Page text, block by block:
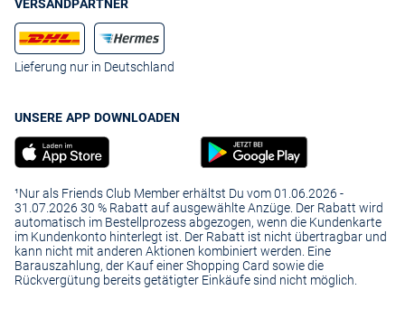
VERSANDPARTNER
Lieferung nur in Deutschland
UNSERE APP DOWNLOADEN
¹Nur als Friends Club Member erhältst Du vom 01.06.2026 -
31.07.2026 30 % Rabatt auf ausgewählte Anzüge. Der Rabatt wird
automatisch im Bestellprozess abgezogen, wenn die Kundenkarte
im Kundenkonto hinterlegt ist. Der Rabatt ist nicht übertragbar und
kann nicht mit anderen Aktionen kombiniert werden. Eine
Barauszahlung, der Kauf einer Shopping Card sowie die
Rückvergütung bereits getätigter Einkäufe sind nicht möglich.